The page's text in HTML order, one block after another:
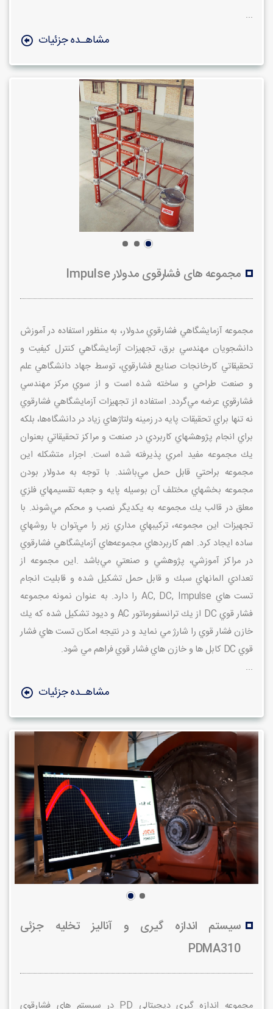
...
مشاهـده جزئیات
مجموعه های فشارقوی مدولار Impulse
مجموعه آزمايشگاهي فشارقوي مدولار، به منظور استفاده در آموزش
دانشجويان مهندسي برق، تجهيزات آزمايشگاهي كنترل كيفيت و
تحقيقاتي كارخانجات صنايع فشارقوي، توسط جهاد دانشگاهي علم
و صنعت طراحي و ساخته شده است و از سوي مركز مهندسي
فشارقوي عرضه مي‌گردد. استفاده از تجهيزات آزمايشگاهي فشارقوي
نه تنها براي تحقيقات پايه در زمينه ولتاژهاي زياد در دانشگاه‌ها، بلكه
براي انجام پژوهشهاي كاربردي در صنعت و مراكز تحقيقاتي بعنوان
يك مجموعه مفيد امري پذيرفته شده است. اجزاء متشكله اين
مجموعه براحتي قابل حمل مي‌باشند. با توجه به مدولار بودن
مجموعه بخشهاي مختلف آن بوسيله پايه و جعبه تقسيمهاي فلزي
معلق در قالب يك مجموعه به يكديگر نصب و محكم مي‌شوند. با
تجهيزات اين مجموعه، تركيبهاي مداري زير را مي‌توان با روشهاي
ساده ايجاد كرد. اهم كاربردهاي مجموعه‌هاي آزمايشگاهي فشارقوي
در مراكز آموزشي، پژوهشي و صنعتي مي‌باشد .اين مجموعه از
تعدادي المانهاي سبك و قابل حمل تشكيل شده و قابليت انجام
تست هاي AC, DC, Impulse را دارد. به عنوان نمونه مجموعه
فشار قويDC از يك ترانسفورماتورAC و ديود تشكيل شده كه يك
خازن فشار قوي را شارژ مي نمايد و در نتيجه امكان تست هاي فشار
قويDCكابل ها و خازن هاي فشار قوي فراهم مي شود.
...
مشاهـده جزئیات
سیستم اندازه گیری و آنالیز تخلیه جزئی
PDMA310
مجموعه اندازه گيری ديجيتالی PD در سيستم های فشارقوی